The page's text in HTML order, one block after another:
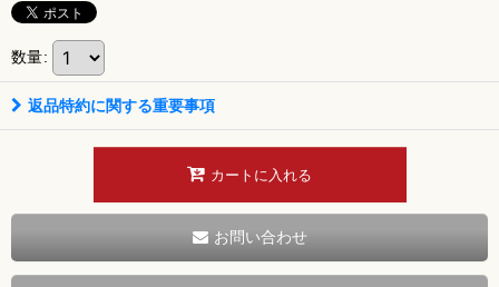
数量:
返品特約に関する重要事項
カートに入れる
お問い合わせ